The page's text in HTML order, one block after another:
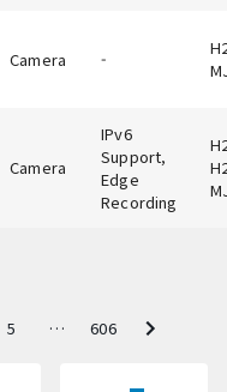
Camera -
Camera
IPv6
Support,
Edge
Recording
5 … 606